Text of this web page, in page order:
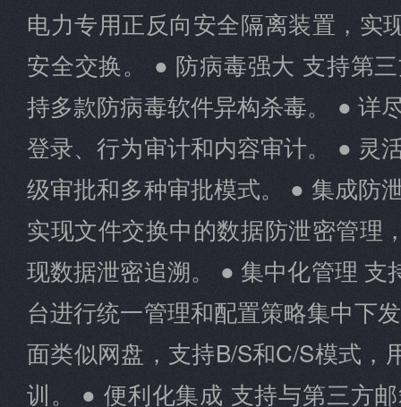
电力专用正反向安全隔离装置，实
安全交换。 ● 防病毒强大 支持第
持多款防病毒软件异构杀毒。 ● 详
登录、行为审计和内容审计。 ● 灵
级审批和多种审批模式。 ● 集成防
实现文件交换中的数据防泄密管理
现数据泄密追溯。 ● 集中化管理 支
台进行统一管理和配置策略集中下
面类似网盘，支持B/S和C/S模式，
训。 ● 便利化集成 支持与第三方